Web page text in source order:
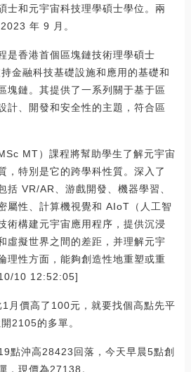
士和元宇宙科技理學碩士學位。兩
年 9 月。
是香港首個區塊鏈技術理學碩士
金融科技基礎設施和應用的基礎和
塊鏈。其提供了一系列關于基于區
計、開發和安全性的主題，符合區
MT）課程將幫助學生了解元宇宙
，特別是它的跨學科性質。深入了
括 VR/AR、游戲開發、機器學習、
屬性、計算機視覺和 AIoT（人工智
術構建元宇宙應用程序，提供沉浸
虛擬世界之間的差距，并理解元宇
理性方面，能夠創造性地重塑或重
10 12:52:05]
月價高了100元，就要找個高點先平
2105的多單。
點沖高28423回落，今天早晨5點創
，現價為27138。